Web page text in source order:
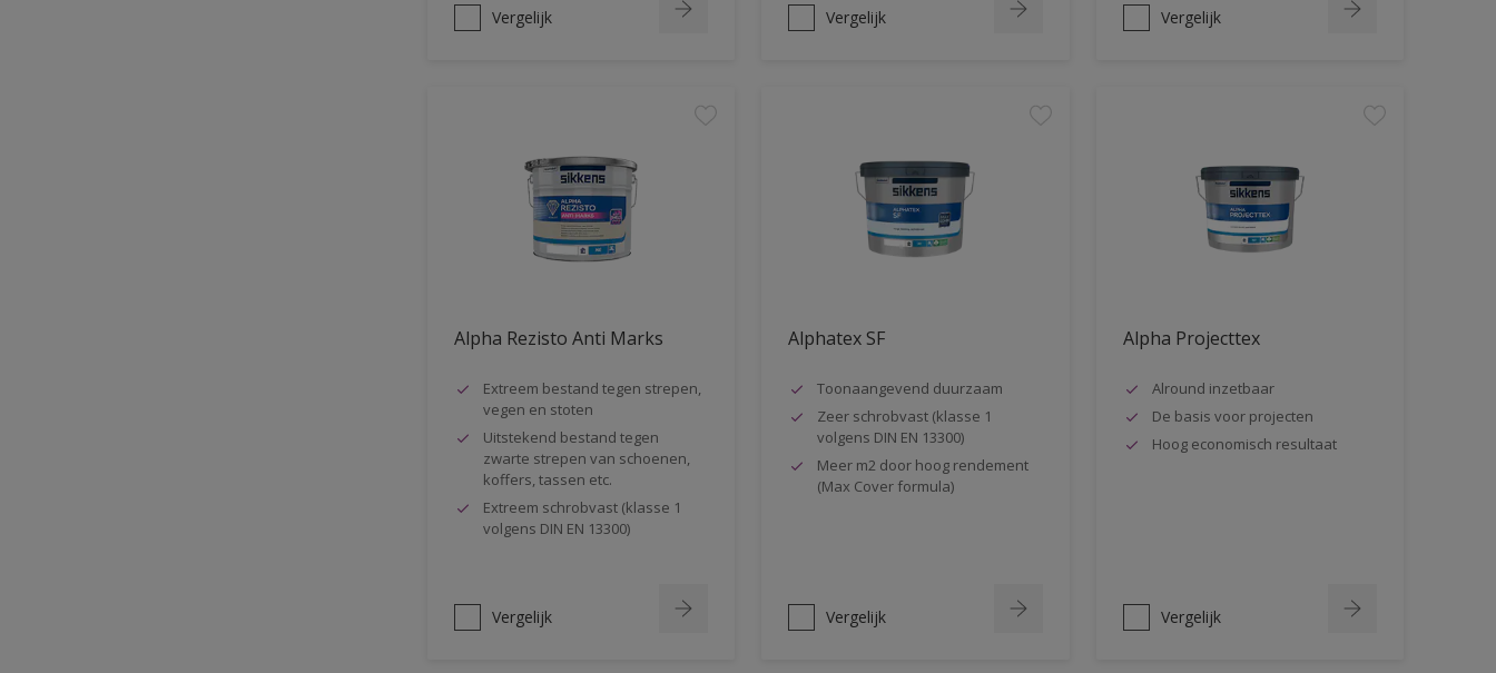
Vergelijk Vergelijk Vergelijk
Alpha Rezisto Anti Marks
Extreem bestand tegen strepen,
vegen en stoten
Uitstekend bestand tegen
zwarte strepen van schoenen,
koffers, tassen etc.
Extreem schrobvast (klasse 1
volgens DIN EN 13300)
Vergelijk
Alphatex SF
Toonaangevend duurzaam
Zeer schrobvast (klasse 1
volgens DIN EN 13300)
Meer m2 door hoog rendement
(Max Cover formula)
Vergelijk
Alpha Projecttex
Alround inzetbaar
De basis voor projecten
Hoog economisch resultaat
Vergelijk